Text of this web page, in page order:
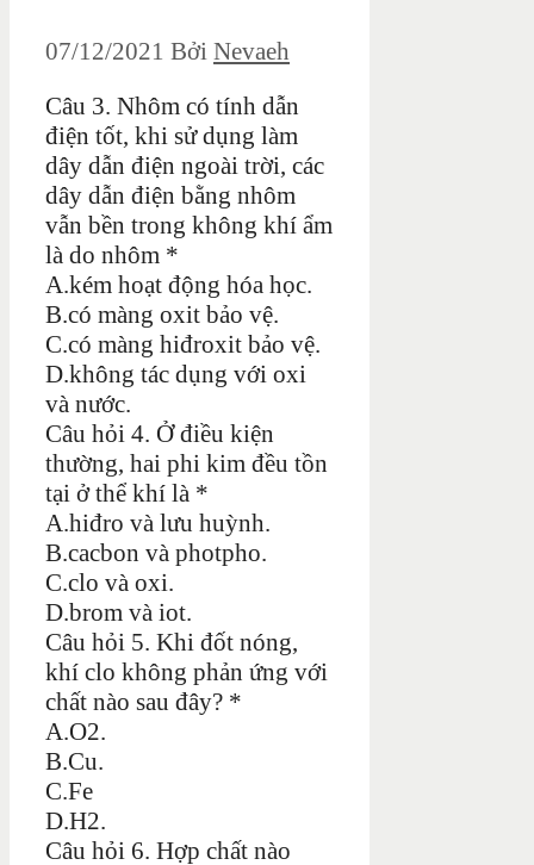
07/12/2021 Bởi Nevaeh
Câu 3. Nhôm có tính dẫn
điện tốt, khi sử dụng làm
dây dẫn điện ngoài trời, các
dây dẫn điện bằng nhôm
vẫn bền trong không khí ẩm
là do nhôm *
A.kém hoạt động hóa học.
B.có màng oxit bảo vệ.
C.có màng hiđroxit bảo vệ.
D.không tác dụng với oxi
và nước.
Câu hỏi 4. Ở điều kiện
thường, hai phi kim đều tồn
tại ở thể khí là *
A.hiđro và lưu huỳnh.
B.cacbon và photpho.
C.clo và oxi.
D.brom và iot.
Câu hỏi 5. Khi đốt nóng,
khí clo không phản ứng với
chất nào sau đây? *
A.O2.
B.Cu.
C.Fe
D.H2.
Câu hỏi 6. Hợp chất nào